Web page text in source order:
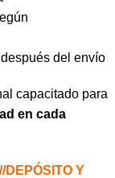
del envío
capacitado para
en cada
//DEPÓSITO Y